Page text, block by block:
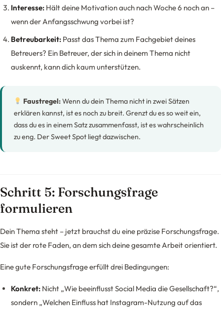
Interesse: Hält deine Motivation auch nach Woche 6 noch an –
wenn der Anfangsschwung vorbei ist?
Betreubarkeit: Passt das Thema zum Fachgebiet deines
Betreuers? Ein Betreuer, der sich in deinem Thema nicht
auskennt, kann dich kaum unterstützen.
Faustregel:Wenn du dein Thema nicht in zwei Sätzen
erklären kannst, ist es noch zu breit. Grenzt du es so weit ein,
dass du es in einem Satz zusammenfasst, ist es wahrscheinlich
zu eng. Der Sweet Spot liegt dazwischen.
Schritt 5: Forschungsfrage
formulieren
Dein Thema steht – jetzt brauchst du eine präzise Forschungsfrage.
Sie ist der rote Faden, an dem sich deine gesamte Arbeit orientiert.
Eine gute Forschungsfrage erfüllt drei Bedingungen:
Konkret: Nicht „Wie beeinflusst Social Media die Gesellschaft?“,
sondern „Welchen Einfluss hat Instagram-Nutzung auf das